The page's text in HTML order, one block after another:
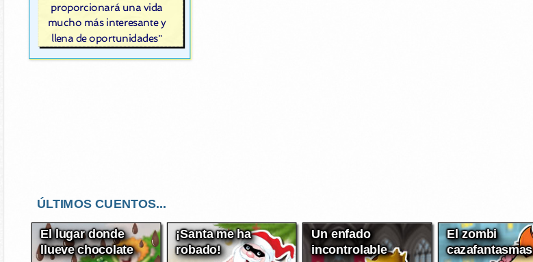
proporcionará una vida
mucho más interesante y
llena de oportunidades"
ÚLTIMOS CUENTOS...
El lugar donde
llueve chocolate
¡Santa me ha
robado!
Un enfado
incontrolable
El zombi
cazafantasmas